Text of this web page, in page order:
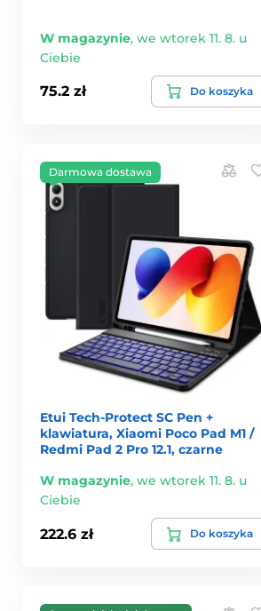
W magazynie, we wtorek 11. 8. u
Ciebie
75.2 zł Do koszyka
Darmowa dostawa
Etui Tech-Protect SC Pen +
klawiatura, Xiaomi Poco Pad M1 /
Redmi Pad 2 Pro 12.1, czarne
W magazynie, we wtorek 11. 8. u
Ciebie
222.6 zł Do koszyka